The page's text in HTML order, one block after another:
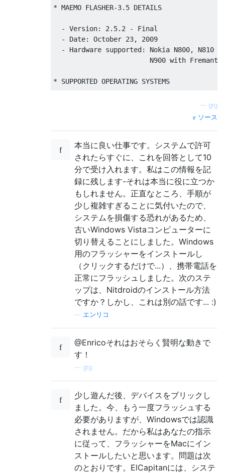
.SH EXAMPLE
To flash a image to the Maemo device,
.B flasher-3.5 -F <FIASCO image> -f -R
.B flasher-3.5 -k <kernel zImage> -f -R
If you don't have individual images, but
.B flasher-3.5 -F <FIASCO image> --flash-
This will flash just the rootfs from the
If you need access to the individual parts
.B flasher-3.5 -F <FIASCO image> -u
Which will expand it to your current
To cold flash (needed usually when the
.B flasher-3.5 -c -h RX-51:<hwid> -F
The 'hwid' in the command options is a
.SH AUTHOR
integration@maemo.org
* MAEMO FLASHER-3.5 DETAILS
  - Version: 2.5.2 - Final
  - Date: October 23, 2009
- Hardware supported: Nokia N800, N810
N900 with
* SUPPORTED OPERATING SYSTEMS
- Linuxes (Debian installation package
- Mac OS X 10.5 Leopard and 10.6 Snow
Notice: Linux and Windows versions of
Mac OS X versions support x86/
* FILES INCLUDED
- flasher-3.5                  -
- libusb                       - USB
- COPYING_LGPL.txt             -
- License_Agreement.txt        -
- Help.txt                     - short
- Readme_Maemo_Flasher-3.5.txt - this
* DOWNLOADS AND DOCUMENTATION
- Flasher-3.5 download: http://tablets-
- Flasher-3.5 documentation: see command
* Libusb (Mac): http://pc-
* Libusb-win32 (Win): http://pc-
* Libusb-win32 (Win): http://
* INSTALLATION
The Flasher-3.5 tool should be
provided for Debian based Linuxes,
than Debian based Linux distributions
grg
ソース
本当に良い仕事です。システムで許可
されたらすぐに、これを回答として10
分で受け入れます。私はこの情報を記
録に残します-それは本当に役に立つか
もしれません。正直なところ、手順が
少し複雑すぎることに気付いたので、
システムを損傷する恐れがあるため、
古いWindows Vistaコンピューターに
切り替えることにしました。Windows
用のフラッシャーをインストールし
（クリックするだけで...）、携帯電話を
正常にフラッシュしました。次のステ
ップは、Nitdroidのインストール方法
ですか？しかし、これは別の話です... :)
エンリコ
@Enricoそれはおそらく賢明な動きで
す！
grg
少し遊んだ後、デバイスをブリックし
ました。今、もう一度フラッシュする
必要がありますが、Windowsでは認識
されません。だから私はあなたの指示
に従って、フラッシャーをMacにイン
ストールしたいと思います。問題は次
のとおりです。ElCapitanには、システ